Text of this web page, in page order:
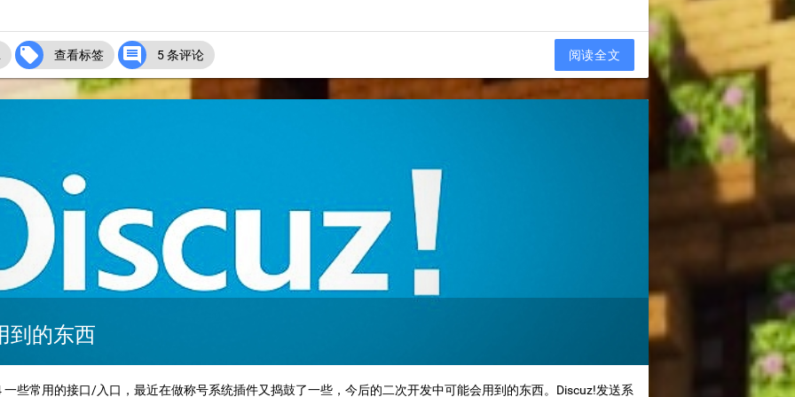
 查看标签  5 条评论 阅读全文
到的东西
些常用的接口/入口，最近在做称号系统插件又捣鼓了一些，今后的二次开发中可能会用到的东西。Discuz!发送系